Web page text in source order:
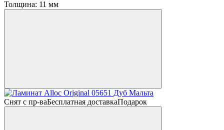
Толщина: 11 мм
Снят с пр-ваБесплатная доставкаПодарок